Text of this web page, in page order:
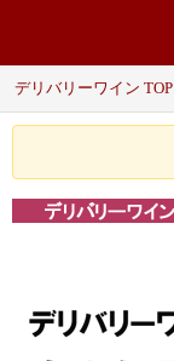
デリバリーワイン TOP